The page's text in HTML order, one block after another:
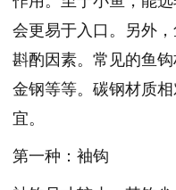
会更易于入口。另外
斟酌因素。常见的鱼
金钢等等。碳钢材质
宜。
第一种：袖钩